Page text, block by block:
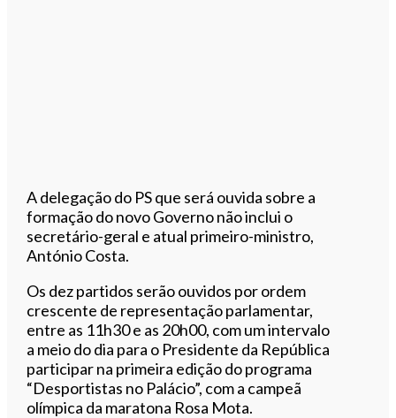
A delegação do PS que será ouvida sobre a
formação do novo Governo não inclui o
secretário-geral e atual primeiro-ministro,
António Costa.
Os dez partidos serão ouvidos por ordem
crescente de representação parlamentar,
entre as 11h30 e as 20h00, com um intervalo
a meio do dia para o Presidente da República
participar na primeira edição do programa
“Desportistas no Palácio”, com a campeã
olímpica da maratona Rosa Mota.